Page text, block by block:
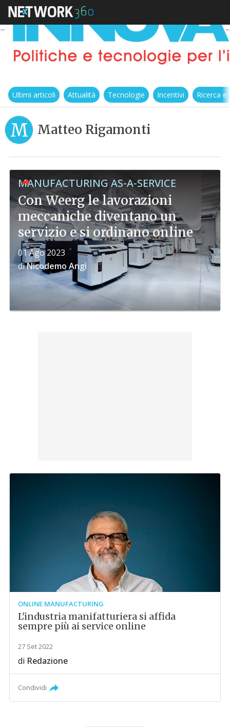
Ultimi articoli Attualità Tecnologie Incentivi Ricerca
M Matteo Rigamonti
MANUFACTURING AS-A-SERVICE
Con Weerg le lavorazioni
meccaniche diventano un
servizio e si ordinano online
01 Ago 2023
diNicodemo Angì
ONLINE MANUFACTURING
L'industria manifatturiera si affida
sempre più ai service online
27 Set 2022
di Redazione
Condividi